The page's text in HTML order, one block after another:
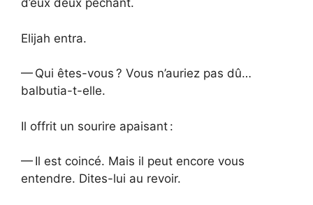
d’eux deux pêchant.
Elijah entra.
— Qui êtes-vous ? Vous n’auriez pas dû…
balbutia-t-elle.
Il offrit un sourire apaisant :
— Il est coincé. Mais il peut encore vous
entendre. Dites-lui au revoir.